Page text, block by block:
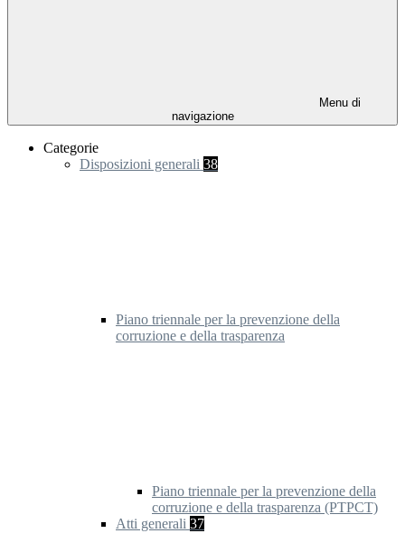
Menu di
navigazione
Categorie
Disposizioni generali 38
Piano triennale per la prevenzione della
corruzione e della trasparenza
Piano triennale per la prevenzione della
corruzione e della trasparenza (PTPCT)
Atti generali 37